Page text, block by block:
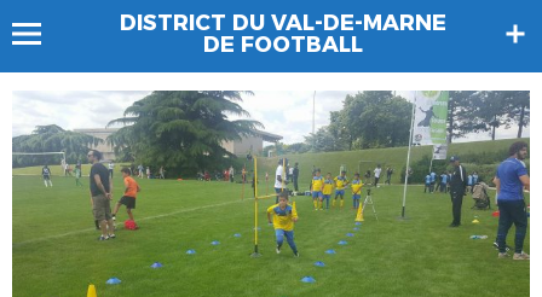
DISTRICT DU VAL-DE-MARNE
DE FOOTBALL